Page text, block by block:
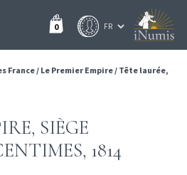
0
France/ Le Premier Empire/ Tête laurée,
SIÈGE
1814